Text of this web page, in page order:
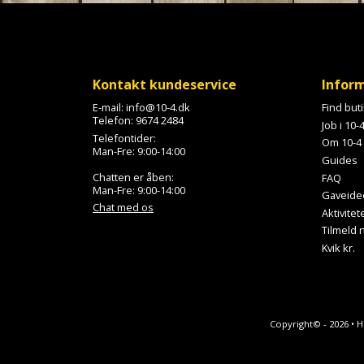
Kontakt kundeservice
E-mail: info@10-4.dk
Telefon: 9674 2484
Telefontider:
Man-Fre: 9:00-14:00
Chatten er åben:
Man-Fre: 9:00-14:00
Chat med os
Find
Job i 10-4
Om 10-4
Guides
FAQ
Tilmeld
Kvik kr.
Copyright© - 2026 •